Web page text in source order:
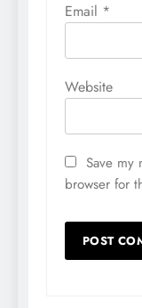
Email *
Website
Save my
browser for